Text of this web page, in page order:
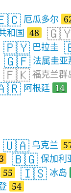
厄瓜多尔
和国 48
🇵🇾 巴拉圭
🇬🇫 法属圭亚
🇫🇰 福克兰群
阿根廷 14
🇺🇦 乌克兰
🇧🇬 保加利
55 🇮🇸 冰岛
54